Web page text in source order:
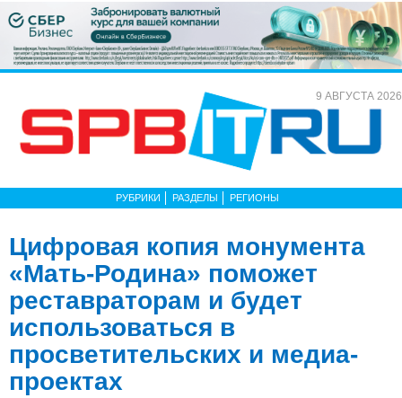
9 АВГУСТА 2026
РУБРИКИ РАЗДЕЛЫ РЕГИОНЫ
Цифровая копия монумента
«Мать-Родина» поможет
реставраторам и будет
использоваться в
просветительских и медиа-
проектах